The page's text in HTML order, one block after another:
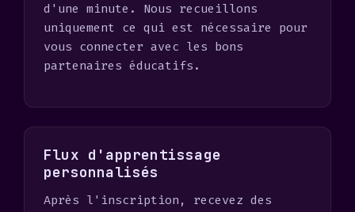
d'une minute. Nous recueillons
uniquement ce qui est nécessaire pour
vous connecter avec les bons
partenaires éducatifs.
Flux d'apprentissage
personnalisés
Après l'inscription, recevez des